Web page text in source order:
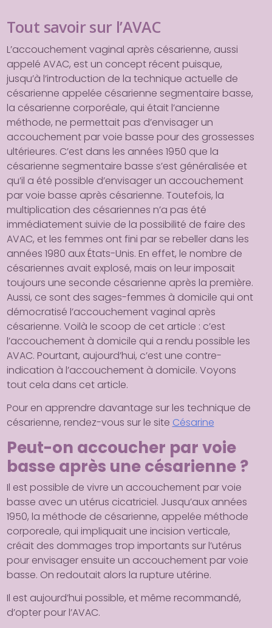
Les autres films
MERCI LE PANGOLIN ! et un jour
“Mammifère mutin” …
Tout savoir sur l’AVAC
L’accouchement vaginal après césarienne, aussi
appelé AVAC, est un concept récent puisque,
jusqu’à l’introduction de la technique actuelle de
césarienne appelée césarienne segmentaire basse,
la césarienne corporéale, qui était l’ancienne
méthode, ne permettait pas d’envisager un
accouchement par voie basse pour des grossesses
ultérieures. C’est dans les années 1950 que la
césarienne segmentaire basse s’est généralisée et
qu’il a été possible d’envisager un accouchement
par voie basse après césarienne. Toutefois, la
multiplication des césariennes n’a pas été
immédiatement suivie de la possibilité de faire des
AVAC, et les femmes ont fini par se rebeller dans les
années 1980 aux États-Unis. En effet, le nombre de
césariennes avait explosé, mais on leur imposait
toujours une seconde césarienne après la première.
Aussi, ce sont des sages-femmes à domicile qui ont
démocratisé l’accouchement vaginal après
césarienne. Voilà le scoop de cet article : c’est
l’accouchement à domicile qui a rendu possible les
AVAC. Pourtant, aujourd’hui, c’est une contre-
indication à l’accouchement à domicile. Voyons
tout cela dans cet article.
Pour en apprendre davantage sur les technique de
césarienne, rendez-vous sur le site Césarine
Peut-on accoucher par voie
basse après une césarienne ?
Il est possible de vivre un accouchement par voie
basse avec un utérus cicatriciel. Jusqu’aux années
1950, la méthode de césarienne, appelée méthode
corporeale, qui impliquait une incision verticale,
créait des dommages trop importants sur l’utérus
pour envisager ensuite un accouchement par voie
basse. On redoutait alors la rupture utérine.
Il est aujourd’hui possible, et même recommandé,
d’opter pour l’AVAC.